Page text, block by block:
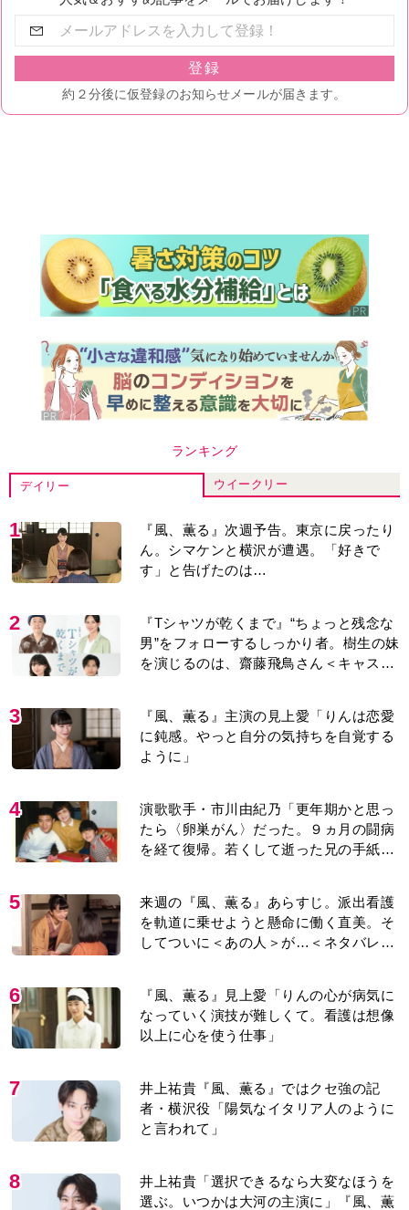
ランキング
デイリー ウイークリー
1
『風、薫る』次週予告。東京に戻ったり
ん。シマケンと横沢が遭遇。「好きで
す」と告げたのは…
2
『Tシャツが乾くまで』“ちょっと残念な
男”をフォローするしっかり者。樹生の妹
を演じるのは、齋藤飛鳥さん＜キャスト
3
『風、薫る』主演の見上愛「りんは恋愛
に鈍感。やっと自分の気持ちを自覚する
ように」
4
演歌歌手・市川由紀乃「更年期かと思っ
たら〈卵巣がん〉だった。９ヵ月の闘病
を経て復帰。若くして逝った兄の手紙を
5
来週の『風、薫る』あらすじ。派出看護
を軌道に乗せようと懸命に働く直美。そ
してついに＜あの人＞が…＜ネタバレあ
6
『風、薫る』見上愛「りんの心が病気に
なっていく演技が難しくて。看護は想像
以上に心を使う仕事」
7
井上祐貴『風、薫る』ではクセ強の記
者・横沢役「陽気なイタリア人のように
と言われて」
8
井上祐貴「選択できるなら大変なほうを
選ぶ。いつかは大河の主演に」『風、薫